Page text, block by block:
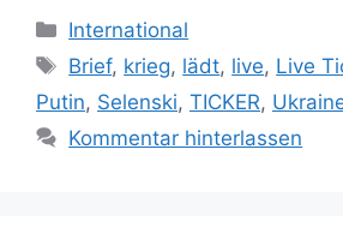
Kategorien
International
Schlagwörter
Brief, krieg, lädt, live, Live
Putin, Selenski, TICKER,
Kommentar hinterlassen